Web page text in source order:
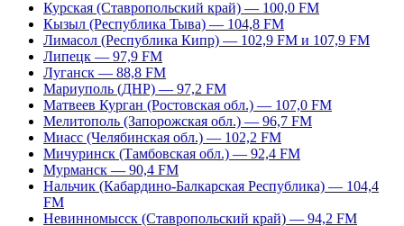
Курская (Ставропольский край) — 100,0 FM
Кызыл (Республика Тыва) — 104,8 FM
Лимасол (Республика Кипр) — 102,9 FM и 107,9 FM
Липецк — 97,9 FM
Луганск — 88,8 FM
Мариуполь (ДНР) — 97,2 FM
Матвеев Курган (Ростовская обл.) — 107,0 FM
Мелитополь (Запорожская обл.) — 96,7 FM
Миасс (Челябинская обл.) — 102,2 FM
Мичуринск (Тамбовская обл.) — 92,4 FM
Мурманск — 90,4 FM
Нальчик (Кабардино-Балкарская Республика) — 104,4
FM
Невинномысск (Ставропольский край) — 94,2 FM